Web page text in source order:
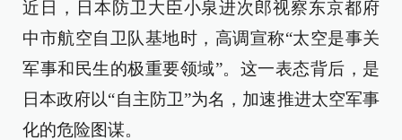
近日，日本防卫大臣小泉进次郎视察东京都府
中市航空自卫队基地时，高调宣称“太空是事关
军事和民生的极重要领域”。这一表态背后，是
日本政府以“自主防卫”为名，加速推进太空军事
化的危险图谋。